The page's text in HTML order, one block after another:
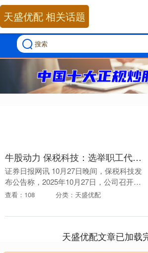
天盛优配 相关话题
牛股动力 保税科技：选举职工代表董事
证券日报网讯 10月27日晚间，保税科技发
布公告称，2025年10月27日，公司召开第
四届六次职工代表大会，会议一致同意选
董....
查看：108 分类：天盛优配
天盛优配文章已加载